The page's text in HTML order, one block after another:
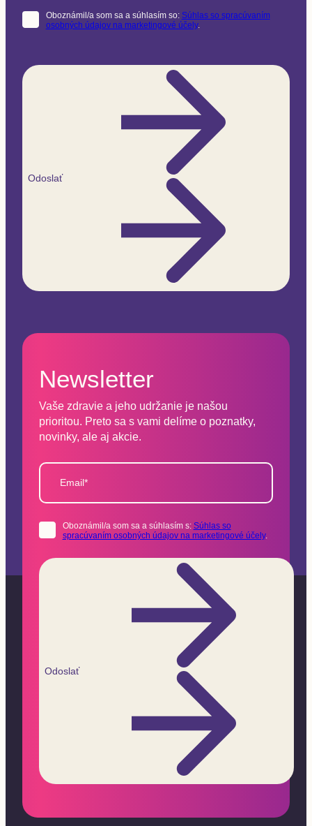
Oboznámil/a som sa a súhlasím so: Súhlas so spracúvaním
osobných údajov na marketingové účely.
Odoslať
Newsletter
Vaše zdravie a jeho udržanie je našou
prioritou. Preto sa s vami delíme o poznatky,
novinky, ale aj akcie.
Email*
Oboznámil/a som sa a súhlasím s: Súhlas so
spracúvaním osobných údajov na marketingové účely.
Odoslať